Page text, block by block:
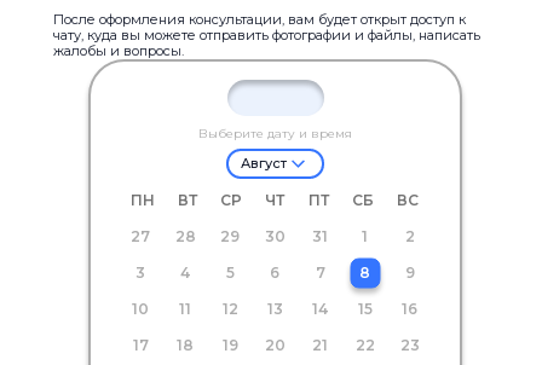
После оформления консультации, вам будет открыт доступ к
чату, куда вы можете отправить фотографии и файлы, написать
жалобы и вопросы.
Выберите дату и время
Август
ПН ВТ СР ЧТ ПТ СБ
ВС
27
28 29 30 31 1
2
3
4 5 6 7 8
9
10
11 12 13 14 15
16
17
18 19 20 21 22
23